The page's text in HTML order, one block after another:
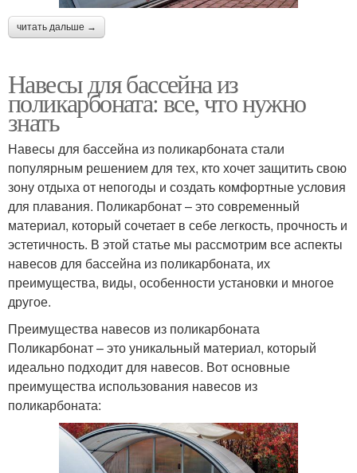
читать дальше →
Навесы для бассейна из
поликарбоната: все, что нужно
знать
Навесы для бассейна из поликарбоната стали
популярным решением для тех, кто хочет защитить свою
зону отдыха от непогоды и создать комфортные условия
для плавания. Поликарбонат – это современный
материал, который сочетает в себе легкость, прочность и
эстетичность. В этой статье мы рассмотрим все аспекты
навесов для бассейна из поликарбоната, их
преимущества, виды, особенности установки и многое
другое.
Преимущества навесов из поликарбоната
Поликарбонат – это уникальный материал, который
идеально подходит для навесов. Вот основные
преимущества использования навесов из
поликарбоната: